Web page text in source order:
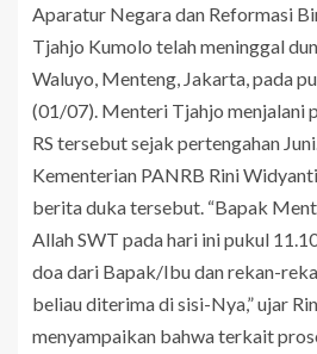
Aparatur Negara dan Reformasi
Tjahjo Kumolo telah meninggal
Waluyo, Menteng, Jakarta, pada
(01/07). Menteri Tjahjo menjalani
RS tersebut sejak pertengahan
Kementerian PANRB Rini
berita duka tersebut. “Bapak
Allah SWT pada hari ini pukul
doa dari Bapak/Ibu dan rekan-
beliau diterima di sisi-Nya,” ujar
menyampaikan bahwa terkait